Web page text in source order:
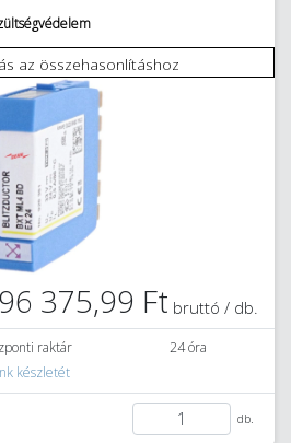
az összehasonlításhoz
96 375,99 Ft bruttó / db.
raktár
24 óra
készletét
db.